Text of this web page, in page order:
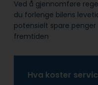
Ved å gjennomføre
du forlenge bilens
potensielt spare
fremtiden
Hva koster